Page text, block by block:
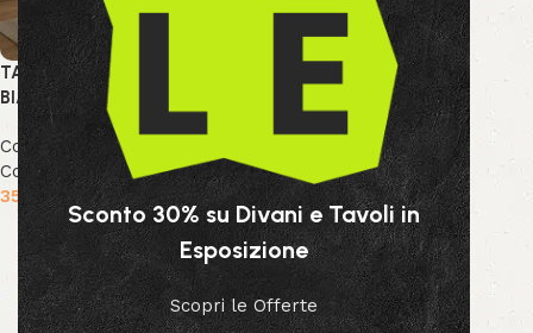
Sconto 30% su Divani e Tavoli in
Esposizione
Scopri le Offerte
TAVOLO MAY RETT GAMBA
BIANCO 160X90
Collezione Bizzotto
Collezione
Tavoli
359.99
€
Aggiungi al carrello